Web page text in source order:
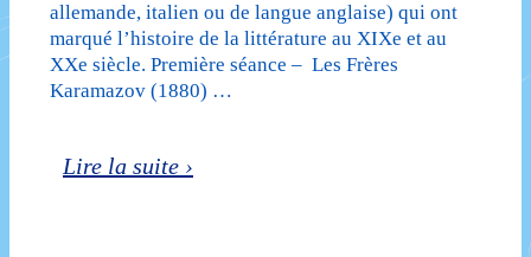
allemande, italien ou de langue anglaise) qui ont
marqué l’histoire de la littérature au XIXe et au
XXe siècle. Première séance – Les Frères
Karamazov (1880) …
Grands
Lire la suite ›